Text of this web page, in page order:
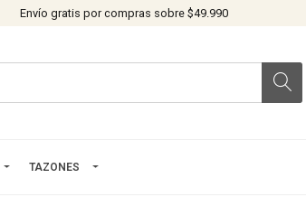
Envío gratis por compras sobre $49.990
TAZONES